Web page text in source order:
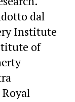
dal
Institute
of